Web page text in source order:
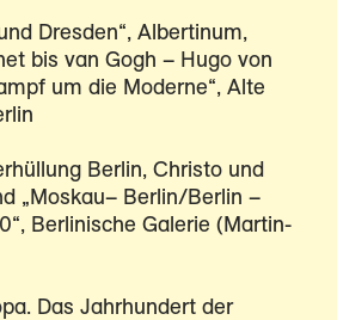
Dresden“, Albertinum,
bis van Gogh – Hugo von
um die Moderne“, Alte
Berlin, Christo und
„Moskau– Berlin/Berlin –
Berlinische Galerie (Martin-
Das Jahrhundert der